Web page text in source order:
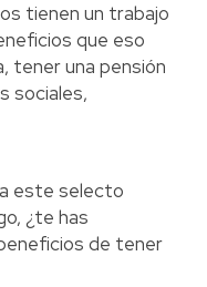
tienen un trabajo
que eso
tener una pensión
sociales,
este selecto
¿te has
de tener